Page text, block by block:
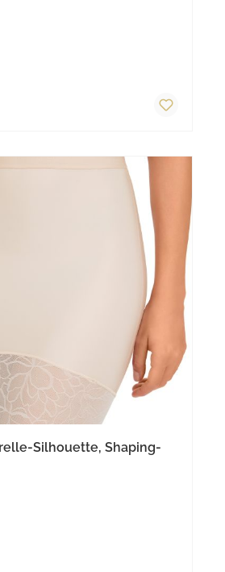
Silhouette, Shaping-